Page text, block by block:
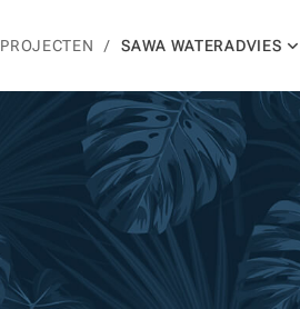
PROJECTEN SAWA WATERADVIES